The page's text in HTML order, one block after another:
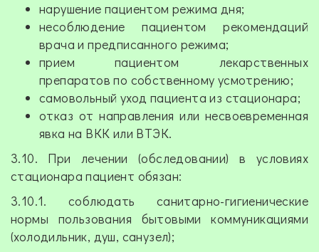
нарушение пациентом режима дня;
несоблюдение пациентом рекомендаций
врача и предписанного режима;
прием пациентом лекарственных
препаратов по собственному усмотрению;
самовольный уход пациента из стационара;
отказ от направления или несвоевременная
явка на ВКК или ВТЭК.
3.10. При лечении (обследовании) в условиях
стационара пациент обязан:
3.10.1. соблюдать санитарно-гигиенические
нормы пользования бытовыми коммуникациями
(холодильник, душ, санузел);